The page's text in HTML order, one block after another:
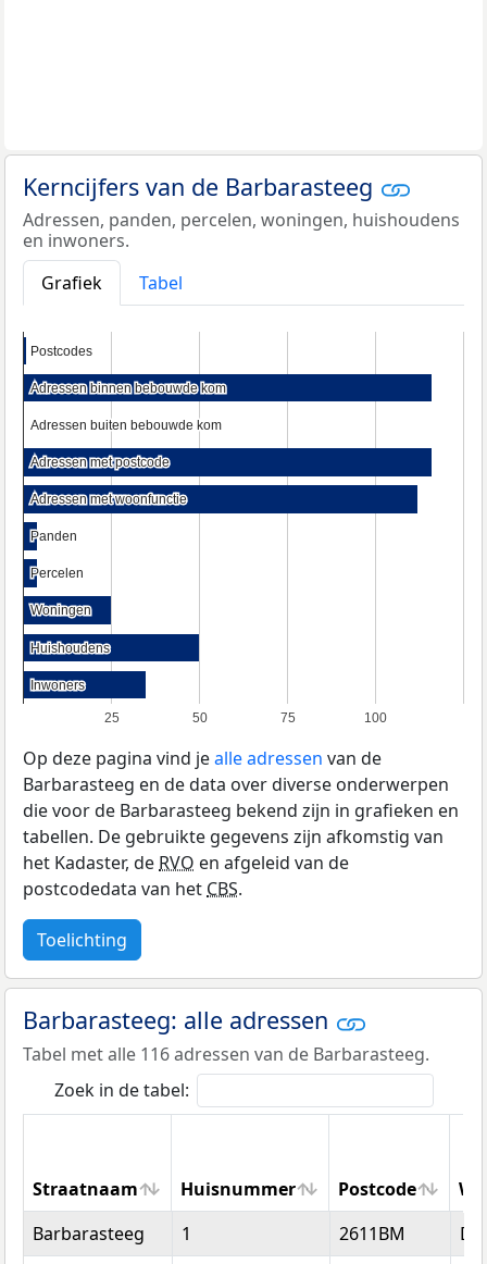
Kerncijfers van de Barbarasteeg
Adressen, panden, percelen, woningen, huishoudens
en inwoners.
Grafiek
Tabel
25 50 75 100
Postcodes
Postcodes
Adressen binnen bebouwde kom
Adressen binnen bebouwde kom
Adressen buiten bebouwde kom
Adressen buiten bebouwde kom
Adressen met postcode
Adressen met postcode
Adressen met woonfunctie
Adressen met woonfunctie
Panden
Panden
Percelen
Percelen
Woningen
Woningen
Huishoudens
Huishoudens
Inwoners
Inwoners
Op deze pagina vind jealle adressen van de
Barbarasteeg en de data over diverse onderwerpen
die voor de Barbarasteeg bekend zijn in grafieken en
tabellen. De gebruikte gegevens zijn afkomstig van
het Kadaster, deRVO en afgeleid van de
postcodedata van hetCBS.
Toelichting
Barbarasteeg: alle adressen
Tabel met alle 116 adressen van de Barbarasteeg.
Zoek in de tabel:
Straatnaam Huisnummer Postcode
Straatnaam
Huisnummer Postcode
Barbarasteeg 1 2611BM